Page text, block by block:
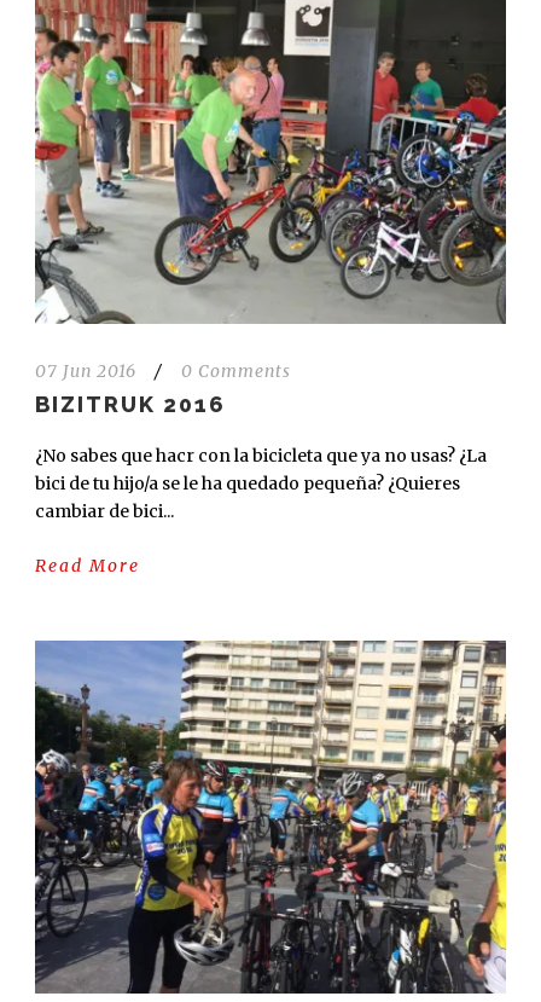
07 Jun 2016 / 0 Comments
BIZITRUK 2016
¿No sabes que hacr con la bicicleta que ya no usas‭? ¿La
bici de tu hijo/a se le ha quedado pequeña‭? ¿Quieres
cambiar de bici...
Read More